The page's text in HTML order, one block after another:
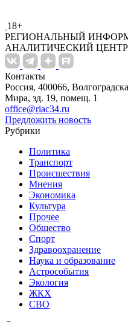
18+
РЕГИОНАЛЬНЫЙ
АНАЛИТИЧЕСКИЙ ЦЕНТР
Контакты
Россия, 400066,
Мира, зд. 19, помещ. 1
office@riac34.ru
Предложить новость
Рубрики
Политика
Транспорт
Происшествия
Мнения
Экономика
Культура
Прочее
Общество
Спорт
Здравоохранение
Наука и образование
Астрособытия
Экология
ЖКХ
СВО